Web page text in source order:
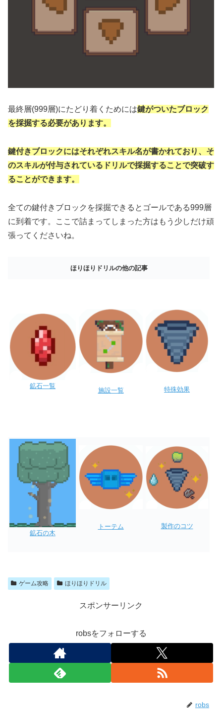
最終層(999層)にたどり着くためには鍵がついたブロック
を採掘する必要があります。
鍵付きブロックにはそれぞれスキル名が書かれており、そ
のスキルが付与されているドリルで採掘することで突破す
ることができます。
全ての鍵付きブロックを採掘できるとゴールである999層
に到着です。ここで詰まってしまった方はもう少しだけ頑
張ってくださいね。
ほりほりドリルの他の記事
鉱石一覧
施設一覧 特殊効果
鉱石の木
トーテム 製作のコツ
ゲーム攻略 ほりほりドリル
スポンサーリンク
robsをフォローする
robs